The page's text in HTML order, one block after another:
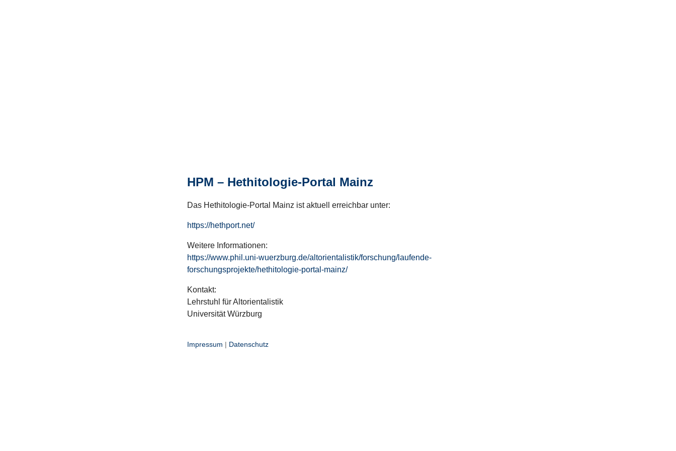
HPM – Hethitologie-Portal Mainz
Das Hethitologie-Portal Mainz ist aktuell erreichbar unter:
https://hethport.net/
Weitere Informationen:
https://www.phil.uni-wuerzburg.de/altorientalistik/forschung/laufende-
forschungsprojekte/hethitologie-portal-mainz/
Kontakt:
Lehrstuhl für Altorientalistik
Universität Würzburg
Impressum | Datenschutz